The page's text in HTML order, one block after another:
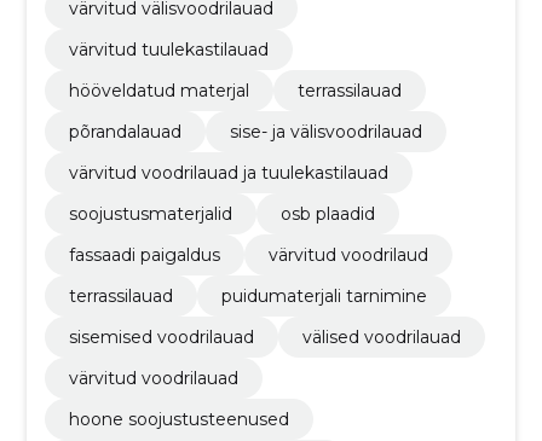
värvitud välisvoodrilauad
värvitud tuulekastilauad
hööveldatud materjal
terrassilauad
põrandalauad
sise- ja välisvoodrilauad
värvitud voodrilauad ja tuulekastilauad
soojustusmaterjalid
osb plaadid
fassaadi paigaldus
värvitud voodrilaud
terrassilauad
puidumaterjali tarnimine
sisemised voodrilauad
välised voodrilauad
värvitud voodrilauad
hoone soojustusteenused